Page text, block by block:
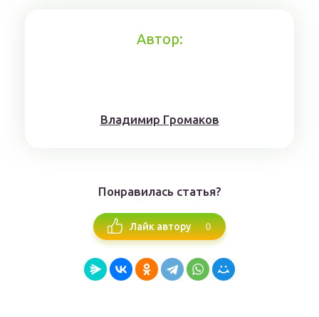
Автор:
Влaдимиp Гpoмaкoв
Понравилась статья?
Лайк автору 0